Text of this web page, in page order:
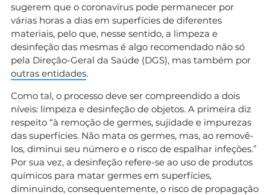
sugerem que o coronavírus pode permanecer por
várias horas a dias em superfícies de diferentes
materiais, pelo que, nesse sentido, a limpeza e
desinfeção das mesmas é algo recomendado não só
pela Direção-Geral da Saúde (DGS), mas também por
outras entidades.
Como tal, o processo deve ser compreendido a dois
níveis: limpeza e desinfeção de objetos. A primeira diz
respeito “à remoção de germes, sujidade e impurezas
das superfícies. Não mata os germes, mas, ao removê-
los, diminui seu número e o risco de espalhar infeções.”
Por sua vez, a desinfeção refere-se ao uso de produtos
químicos para matar germes em superfícies,
diminuindo, consequentemente, o risco de propagação